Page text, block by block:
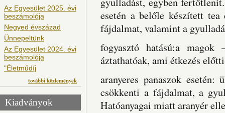
Az Egyesület 2025. évi
beszámolója
Negyed évszázad
Ünnepeltünk
Az Egyesület 2024. évi
beszámolója
"Életműdíj
további közlemények
Kiadványok
esetén a belőle készített
fájdalmat, valamint a
fogyasztó hatású:a
áztathatóak, ami étkezés
aranyeres panaszok
csökkenti a fájdalmat, a
Hatóanyagai miatt aranyér